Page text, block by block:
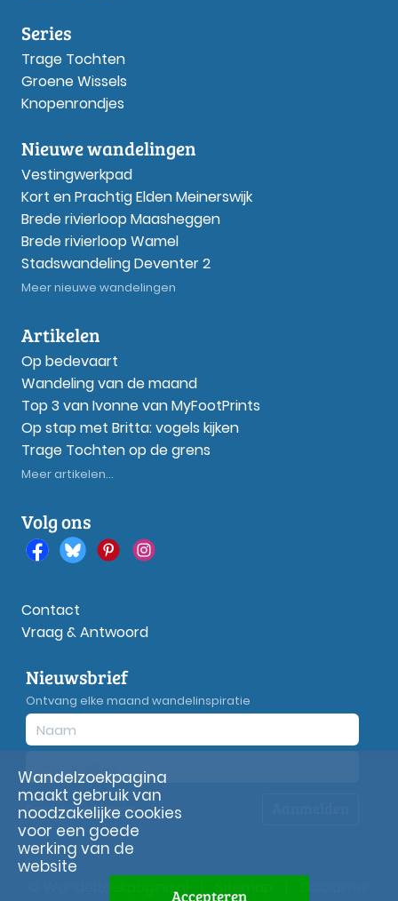
Series
Trage Tochten
Groene Wissels
Knopenrondjes
Nieuwe wandelingen
Vestingwerkpad
Kort en Prachtig Elden Meinerswijk
Brede rivierloop Maasheggen
Brede rivierloop Wamel
Stadswandeling Deventer 2
Meer nieuwe wandelingen
Artikelen
Op bedevaart
Wandeling van de maand
Top 3 van Ivonne van MyFootPrints
Op stap met Britta: vogels kijken
Trage Tochten op de grens
Meer artikelen...
Volg ons
Contact
Vraag & Antwoord
Nieuwsbrief
Ontvang elke maand wandelinspiratie
Privacyverklaring
© Wandelzoekpagina.nl
Wandelzoekpagina
maakt gebruik van
noodzakelijke cookies
voor een goede
werking van de
website
Accepteren